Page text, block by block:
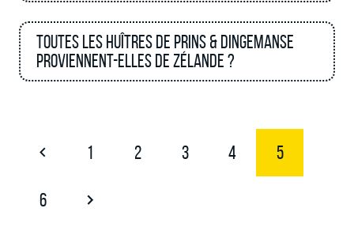
Toutes les huîtres de Prins & Dingemanse
proviennent-elles de Zélande ?
1 2 3 4 5
6